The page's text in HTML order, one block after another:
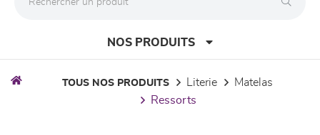
NOS PRODUITS
TOUS NOS PRODUITS literie
matelas
ressorts